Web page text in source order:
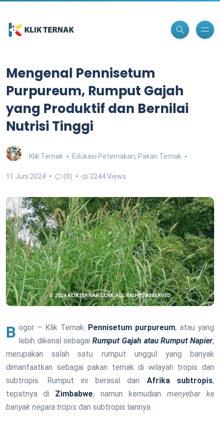
Mengenal Pennisetum
Purpureum, Rumput Gajah
yang Produktif dan Bernilai
Nutrisi Tinggi
Klik Ternak Edukasi Peternakan, Pakan Ternak
11 Juni 2024 (0) 2244 Views
Bogor – Klik Ternak. Pennisetum purpureum, atau yang
lebih dikenal sebagaiRumput Gajah atau Rumput Napier,
merupakan salah satu rumput unggul yang banyak
dimanfaatkan sebagai pakan ternak di wilayah tropis dan
subtropis. Rumput ini berasal dari Afrika subtropis,
tepatnya di Zimbabwe, namun kemudian menyebar ke
banyak negara tropis dan subtropis lainnya.